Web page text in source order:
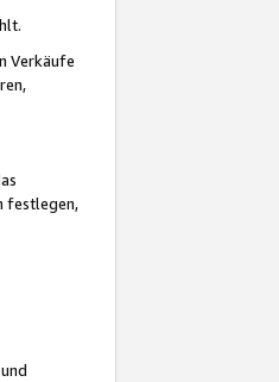
Verkäufe
festlegen,